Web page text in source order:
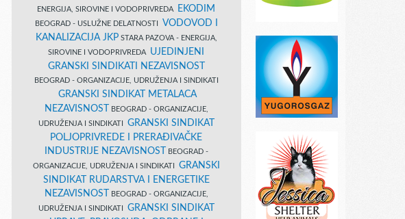
ENERGIJA, SIROVINE I VODOPRIVREDA
EKODIM
BEOGRAD - USLUŽNE DELATNOSTI VODOVOD I
KANALIZACIJA JKPSTARA PAZOVA - ENERGIJA,
SIROVINE I VODOPRIVREDA UJEDINJENI
GRANSKI SINDIKATI NEZAVISNOST
BEOGRAD - ORGANIZACIJE, UDRUŽENJA I SINDIKATI
GRANSKI SINDIKAT METALACA
NEZAVISNOST
BEOGRAD - ORGANIZACIJE,
UDRUŽENJA I SINDIKATI GRANSKI SINDIKAT
POLJOPRIVREDE I PRERAĐIVAČKE
INDUSTRIJE NEZAVISNOST
BEOGRAD -
ORGANIZACIJE, UDRUŽENJA I SINDIKATI GRANSKI
SINDIKAT RUDARSTVA I ENERGETIKE
NEZAVISNOST
BEOGRAD - ORGANIZACIJE,
UDRUŽENJA I SINDIKATI GRANSKI SINDIKAT